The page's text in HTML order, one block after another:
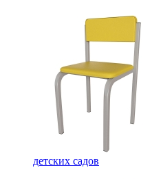
детских садов